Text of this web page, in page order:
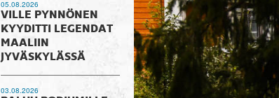
05.08.2026
VILLE PYNNÖNEN
KYYDITTI LEGENDAT
MAALIIN
JYVÄSKYLÄSSÄ
03.08.2026